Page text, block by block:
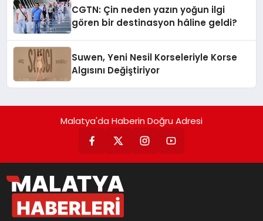
CGTN: Çin neden yazın yoğun ilgi
gören bir destinasyon hâline geldi?
Suwen, Yeni Nesil Korseleriyle Korse
Algısını Değiştiriyor
Malatya'da Haberin Doğru Adresi